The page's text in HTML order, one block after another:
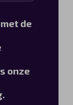
de
onze